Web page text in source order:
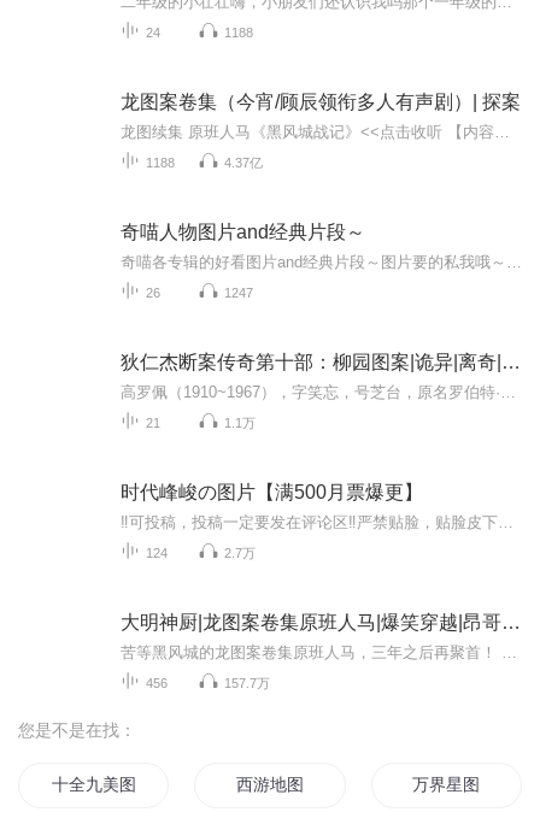
24 1188
龙图案卷集（今宵/顾辰领衔多人有声剧）| 探案
1188 4.37亿
奇喵人物图片and经典片段～
26 1247
狄仁杰断案传奇第十部：柳园图案|诡异|离奇|悬疑
21 1.1万
时代峰峻の图片【满500月票爆更】
124 2.7万
大明神厨|龙图案卷集原班人马|爆笑穿越|昂哥领衔
456 157.7万
您是不是在找：
十全九美图 西游地图 万界星图